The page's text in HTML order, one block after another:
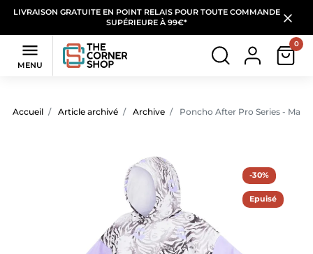
LIVRAISON GRATUITE EN POINT RELAIS POUR TOUTE COMMANDE
SUPÉRIEURE À 99€*

MENU
0
Accueil Article archivé Archive Poncho After Pro Series - Maud
-30%
Epuisé